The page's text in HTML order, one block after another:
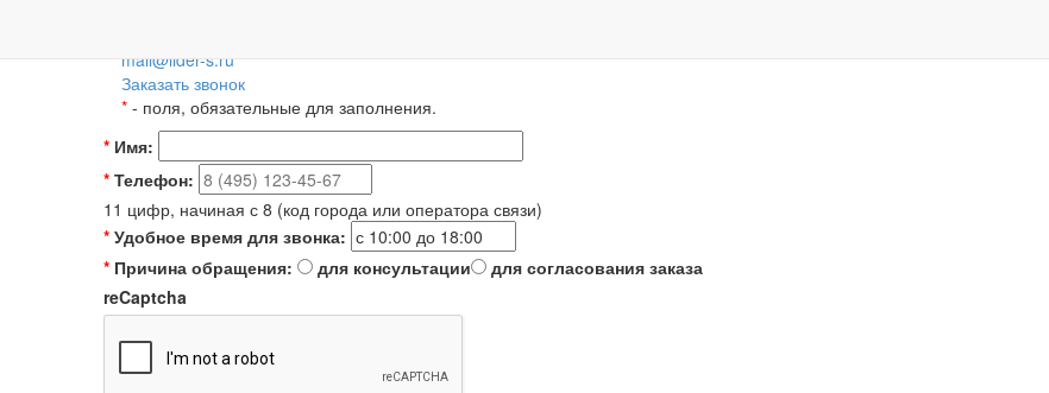
mail@lider-s.ru
Заказать звонок
* - поля, обязательные для заполнения.
* Имя:
* Телефон:
11 цифр, начиная с 8 (код города или оператора связи)
* Удобное время для звонка:
* Причина обращения: для консультации
для согласования заказа
reCaptcha